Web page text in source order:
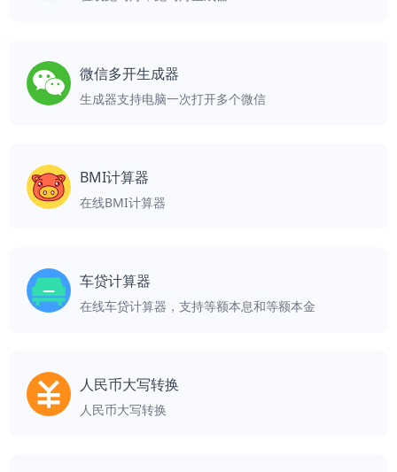
微信多开生成器
生成器支持电脑一次打开多个微信
BMI计算器
在线BMI计算器
车贷计算器
在线车贷计算器，支持等额本息和等额本金
人民币大写转换
人民币大写转换